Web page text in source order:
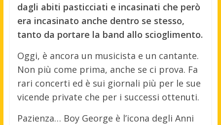
dagli abiti pasticciati e incasinati che però
era incasinato anche dentro se stesso,
tanto da portare la band allo scioglimento.
Oggi, è ancora un musicista e un cantante.
Non più come prima, anche se ci prova. Fa
rari concerti ed è sui giornali più per le sue
vicende private che per i successi ottenuti.
Pazienza… Boy George è l’icona degli Anni